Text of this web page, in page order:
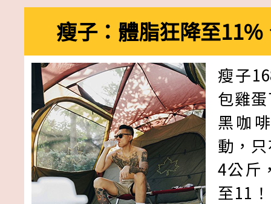
瘦子：體脂狂降至
瘦子
包雞
黑咖
動，
4公斤
至11